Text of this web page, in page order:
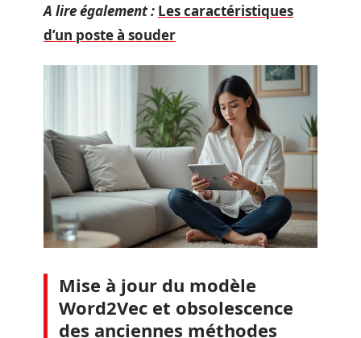
A lire également : Les caractéristiques
d’un poste à souder
Mise à jour du modèle
Word2Vec et obsolescence
des anciennes méthodes